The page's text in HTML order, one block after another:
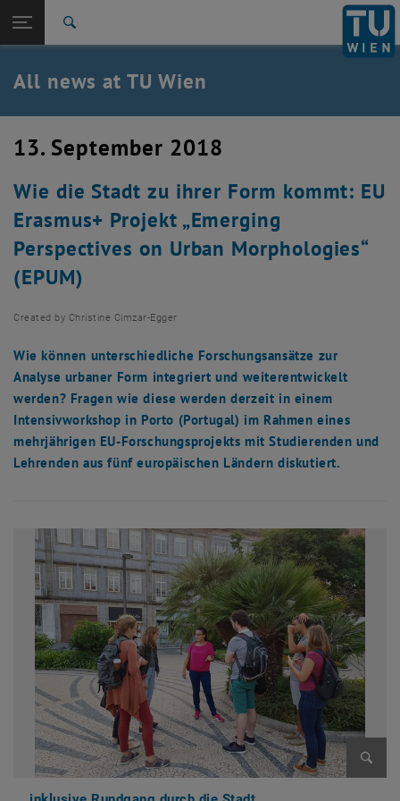
TU Login
Quicklinks
Toggle quicklinks menu
Studies
Career
Back: list subpages of parent page TU Wien Homepage
Back to:
TU Wien Homepage
Overview
All news at TU Wien
13. September 2018
Wie die Stadt zu ihrer Form kommt: EU
Erasmus+ Projekt „Emerging
Perspectives on Urban Morphologies“
(EPUM)
Created by Christine Cimzar-Egger
Wie können unterschiedliche Forschungsansätze zur
Analyse urbaner Form integriert und weiterentwickelt
werden? Fragen wie diese werden derzeit in einem
Intensivworkshop in Porto (Portugal) im Rahmen eines
mehrjährigen EU-Forschungsprojekts mit Studierenden und
Lehrenden aus fünf europäischen Ländern diskutiert.